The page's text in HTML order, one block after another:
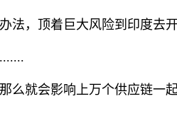
法，顶着巨大风险到印度去
么就会影响上万个供应链一